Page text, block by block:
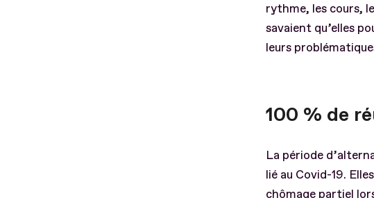
rythme, les cours,
savaient qu’elles
leurs
100 % de
La période
lié au Covid-19.
chômage partiel